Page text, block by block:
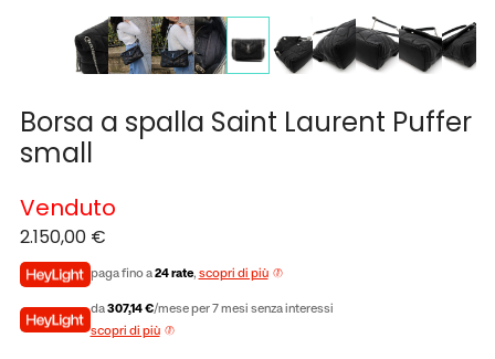
Borsa a spalla Saint Laurent Puffer
small
2.150,00 €
paga fino a24 rate, scopri di più
da307,14 €/mese per 7 mesi senza interessi
scopri di più
Venduto